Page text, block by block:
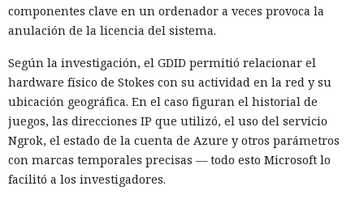
componentes clave en un ordenador a veces provoca la
anulación de la licencia del sistema.
Según la investigación, el GDID permitió relacionar el
hardware físico de Stokes con su actividad en la red y su
ubicación geográfica. En el caso figuran el historial de
juegos, las direcciones IP que utilizó, el uso del servicio
Ngrok, el estado de la cuenta de Azure y otros parámetros
con marcas temporales precisas — todo esto Microsoft lo
facilitó a los investigadores.